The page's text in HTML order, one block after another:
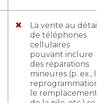
La vente au détail
de téléphones
cellulaires
pouvant inclure
des réparations
mineures (p. ex., la
reprogrammation,
le remplacement